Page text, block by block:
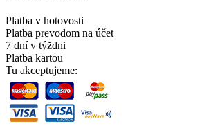
Platba v hotovosti
Platba prevodom na účet
7 dní v týždni
Platba kartou
Tu akceptujeme: